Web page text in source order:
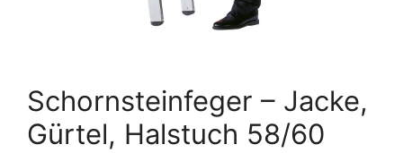
Schornsteinfeger – Jacke,
Gürtel, Halstuch 58/60